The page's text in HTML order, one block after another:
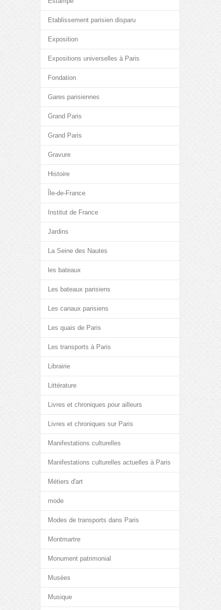
Etablissement parisien disparu
Exposition
Expositions universelles à Paris
Fondation
Gares parisiennes
Grand Paris
Grand Paris
Gravure
Histoire
Île-de-France
Institut de France
Jardins
La Seine des Nautes
les bateaux
Les bateaux parisiens
Les canaux parisiens
Les quais de Paris
Les transports à Paris
Librairie
Littérature
Livres et chroniques pour ailleurs
Livres et chroniques sur Paris
Manifestations culturelles
Manifestations culturelles actuelles à Paris
Métiers d'art
mode
Modes de transports dans Paris
Montmartre
Monument patrimonial
Musées
Musique